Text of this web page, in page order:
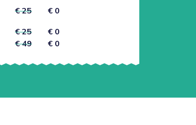
€ 25
€ 0
€ 25
€ 0
€ 49 € 0